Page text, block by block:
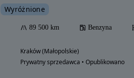
Wyróżnione
89 500 km Benzyna
Kraków (Małopolskie)
Prywatny sprzedawca • Opublikowano